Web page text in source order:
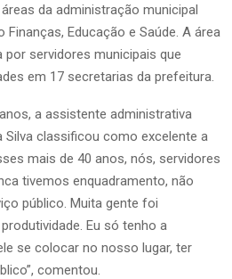
da administração municipal
Educação e Saúde. A área
servidores municipais que
em 17 secretarias da prefeitura.
a assistente administrativa
Silva classificou como excelente a
mais de 40 anos, nós, servidores
tivemos enquadramento, não
público. Muita gente foi
Eu só tenho a
se colocar no nosso lugar, ter
comentou.